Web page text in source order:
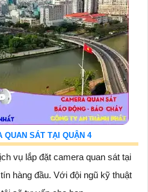
QUAN SÁT TẠI QUẬN 4
vụ lắp đặt camera quan sát tại
hàng đầu. Với đội ngũ kỹ thuật